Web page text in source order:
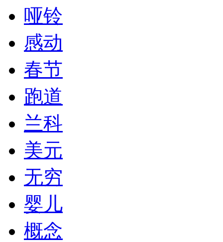
哑铃
感动
春节
跑道
兰科
美元
无穷
婴儿
概念